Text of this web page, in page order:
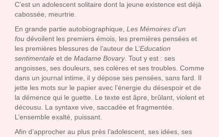
C’est un adolescent solitaire dont la jeune existence est déjà
cabossée, meurtrie.
En grande partie autobiographique, Les Mémoires d’un
fou dévoilent les premiers émois, les premières pensées et
les premières blessures de l’auteur de L’Education
sentimentale et de Madame Bovary. Tout y est : ses
angoisses, ses douleurs, ses colères et ses troubles. Comme
dans un journal intime, il y dépose ses pensées, sans fard. Il
jette les mots sur le papier avec l’énergie du désespoir et de
la démence qui le guette. Le texte est âpre, brûlant, violent et
décousu. La syntaxe vive, saccadée et fragmentée.
L’ensemble exalté, puissant.
Afin d’approcher au plus près l’adolescent, ses idées, ses